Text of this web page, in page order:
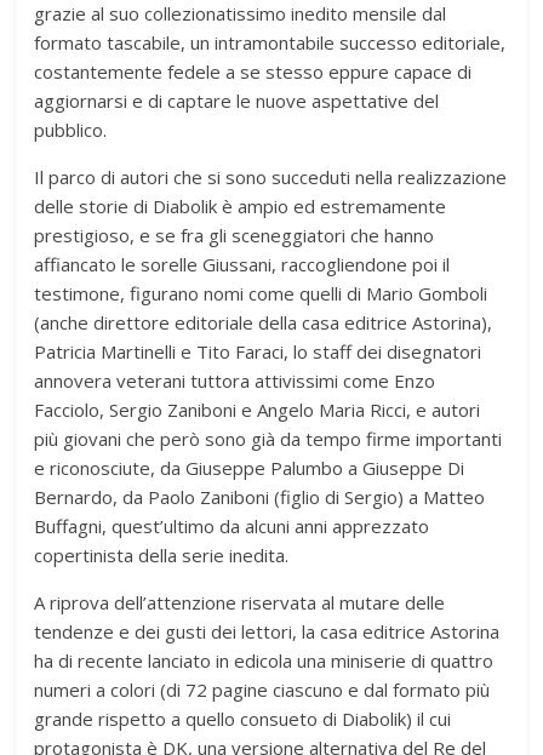
grazie al suo collezionatissimo inedito mensile dal
formato tascabile, un intramontabile successo editoriale,
costantemente fedele a se stesso eppure capace di
aggiornarsi e di captare le nuove aspettative del
pubblico.
Il parco di autori che si sono succeduti nella realizzazione
delle storie di Diabolik è ampio ed estremamente
prestigioso, e se fra gli sceneggiatori che hanno
affiancato le sorelle Giussani, raccogliendone poi il
testimone, figurano nomi come quelli di Mario Gomboli
(anche direttore editoriale della casa editrice Astorina),
Patricia Martinelli e Tito Faraci, lo staff dei disegnatori
annovera veterani tuttora attivissimi come Enzo
Facciolo, Sergio Zaniboni e Angelo Maria Ricci, e autori
più giovani che però sono già da tempo firme importanti
e riconosciute, da Giuseppe Palumbo a Giuseppe Di
Bernardo, da Paolo Zaniboni (figlio di Sergio) a Matteo
Buffagni, quest’ultimo da alcuni anni apprezzato
copertinista della serie inedita.
A riprova dell’attenzione riservata al mutare delle
tendenze e dei gusti dei lettori, la casa editrice Astorina
ha di recente lanciato in edicola una miniserie di quattro
numeri a colori (di 72 pagine ciascuno e dal formato più
grande rispetto a quello consueto di Diabolik) il cui
protagonista è DK, una versione alternativa del Re del